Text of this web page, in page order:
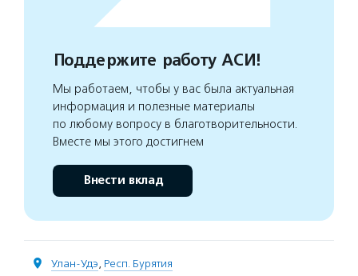
Поддержите работу АСИ!
Мы работаем, чтобы у вас была актуальная
информация и полезные материалы
по любому вопросу в благотворительности.
Вместе мы этого достигнем
Внести вклад
Улан-Удэ, Респ. Бурятия